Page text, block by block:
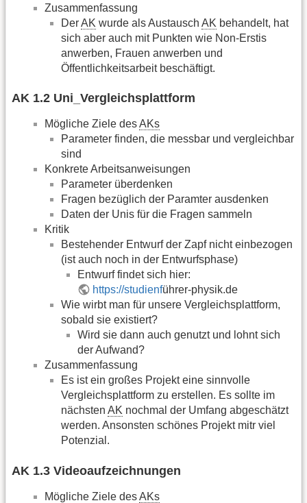
Zusammenfassung
DerAK wurde als Austausch AK behandelt, hat
sich aber auch mit Punkten wie Non-Erstis
anwerben, Frauen anwerben und
Öffentlichkeitsarbeit beschäftigt.
AK 1.2 Uni_Vergleichsplattform
Mögliche Ziele desAKs
Parameter finden, die messbar und vergleichbar
sind
Konkrete Arbeitsanweisungen
Parameter überdenken
Fragen bezüglich der Paramter ausdenken
Daten der Unis für die Fragen sammeln
Kritik
Bestehender Entwurf der Zapf nicht einbezogen
(ist auch noch in der Entwurfsphase)
Entwurf findet sich hier:
https://studienführer-physik.de
Wie wirbt man für unsere Vergleichsplattform,
sobald sie existiert?
Wird sie dann auch genutzt und lohnt sich
der Aufwand?
Zusammenfassung
Es ist ein großes Projekt eine sinnvolle
Vergleichsplattform zu erstellen. Es sollte im
nächsten AK nochmal der Umfang abgeschätzt
werden. Ansonsten schönes Projekt mitr viel
Potenzial.
AK 1.3 Videoaufzeichnungen
Mögliche Ziele desAKs